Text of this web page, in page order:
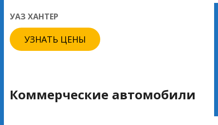
УАЗ ХАНТЕР
УЗНАТЬ ЦЕНЫ
Коммерческие автомобили